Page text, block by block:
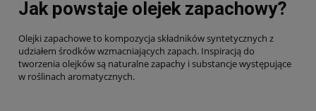
Jak powstaje olejek zapachowy?
Olejki zapachowe to kompozycja składników syntetycznych z
udziałem środków wzmacniających zapach. Inspiracją do
tworzenia olejków są naturalne zapachy i substancje występujące
w roślinach aromatycznych.